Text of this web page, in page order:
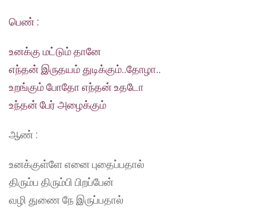
பெண் :
உனக்கு மட்டும் தானே
எந்தன் இருதயம் துடிக்கும்..தோழா..
உறங்கும் போதோ எந்தன் உதடோ
உந்தன் பேர் அழைக்கும்
ஆண் :
உனக்குள்ளே எனை புதைப்பதால்
திரும்ப திரும்பி பிறப்பேன்
வழி துணை நே இருப்பதால்